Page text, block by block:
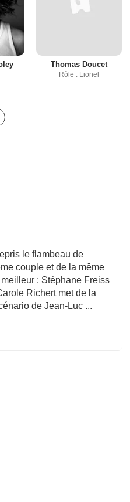
Thomas Doucet
Rôle : Lionel
le flambeau de
couple et de la même
: Stéphane Freiss
Richert met de la
de Jean-Luc ...